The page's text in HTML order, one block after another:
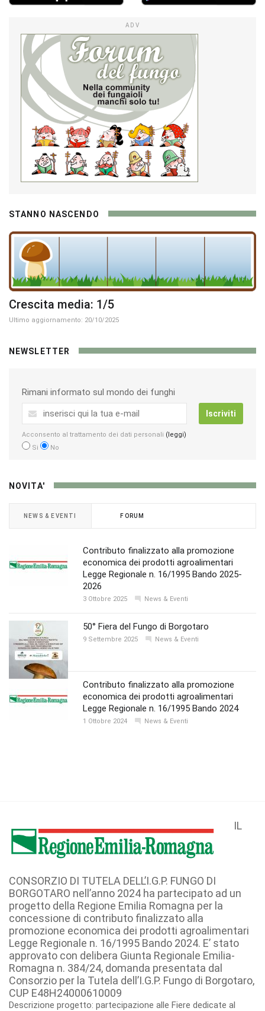
ADV
STANNO NASCENDO
Crescita media: 1/5
Ultimo aggiornamento: 20/10/2025
NEWSLETTER
Rimani informato sul mondo dei funghi
Iscriviti
Acconsento al trattamento dei dati personali (leggi)
Si
No
NOVITA'
NEWS & EVENTI FORUM
Contributo finalizzato alla promozione
economica dei prodotti agroalimentari
Legge Regionale n. 16/1995 Bando 2025-
2026
3 Ottobre 2025 News & Eventi
50° Fiera del Fungo di Borgotaro
9 Settembre 2025 News & Eventi
Contributo finalizzato alla promozione
economica dei prodotti agroalimentari
Legge Regionale n. 16/1995 Bando 2024
1 Ottobre 2024 News & Eventi
IL
CONSORZIO DI TUTELA DELL’I.G.P. FUNGO DI
BORGOTARO nell’anno 2024 ha partecipato ad un
progetto della Regione Emilia Romagna per la
concessione di contributo finalizzato alla
promozione economica dei prodotti agroalimentari
Legge Regionale n. 16/1995 Bando 2024. E’ stato
approvato con delibera Giunta Regionale Emilia-
Romagna n. 384/24, domanda presentata dal
Consorzio per la Tutela dell’I.G.P. Fungo di Borgotaro,
CUP E48H24000610009
Descrizione progetto: partecipazione alle Fiere dedicate al